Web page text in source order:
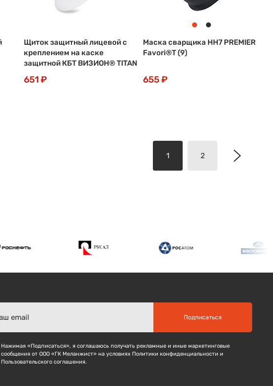
Щиток защитный лицевой c
креплением на каске
защитной КБТ ВИЗИОН® TITAN
651 ₽
Маска сварщика НН7 PREMIER
Favori®T (9)
655 ₽
1 2
Подписаться
Нажимая «Подписаться», я соглашаюсь получать рекламные и иные маркетинговые
сообщения от ООО «ГК Меланжист» на условиях Политики конфиденциальности и
Пользовательского соглашения.